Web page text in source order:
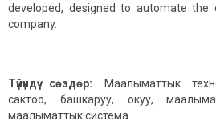
developed, designed to automate
company.
Түйүндүү сөздөр: Маалыматтык
сактоо, башкаруу, окуу,
маалыматтык система.